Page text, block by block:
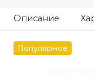
Описание
Популярное